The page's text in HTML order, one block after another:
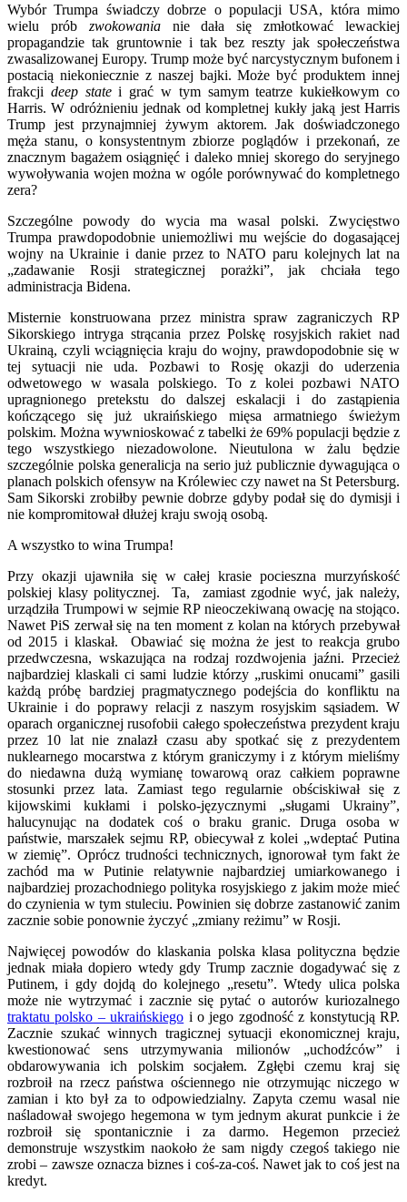
Wybór Trumpa świadczy dobrze o populacji USA, która mimo
wielu prób zwokowania nie dała się zmłotkować lewackiej
propagandzie tak gruntownie i tak bez reszty jak społeczeństwa
zwasalizowanej Europy. Trump może być narcystycznym bufonem i
postacią niekoniecznie z naszej bajki. Może być produktem innej
frakcji deep statei grać w tym samym teatrze kukiełkowym co
Harris. W odróżnieniu jednak od kompletnej kukły jaką jest Harris
Trump jest przynajmniej żywym aktorem. Jak doświadczonego
męża stanu, o konsystentnym zbiorze poglądów i przekonań, ze
znacznym bagażem osiągnięć i daleko mniej skorego do seryjnego
wywoływania wojen można w ogóle porównywać do kompletnego
zera?
Szczególne powody do wycia ma wasal polski. Zwycięstwo
Trumpa prawdopodobnie uniemożliwi mu wejście do dogasającej
wojny na Ukrainie i danie przez to NATO paru kolejnych lat na
„zadawanie Rosji strategicznej porażki”, jak chciała tego
administracja Bidena.
Misternie konstruowana przez ministra spraw zagraniczych RP
Sikorskiego intryga strącania przez Polskę rosyjskich rakiet nad
Ukrainą, czyli wciągnięcia kraju do wojny, prawdopodobnie się w
tej sytuacji nie uda. Pozbawi to Rosję okazji do uderzenia
odwetowego w wasala polskiego. To z kolei pozbawi NATO
upragnionego pretekstu do dalszej eskalacji i do zastąpienia
kończącego się już ukraińskiego mięsa armatniego świeżym
polskim. Można wywnioskować z tabelki że 69% populacji będzie z
tego wszystkiego niezadowolone. Nieutulona w żalu będzie
szczególnie polska generalicja na serio już publicznie dywagująca o
planach polskich ofensyw na Królewiec czy nawet na St Petersburg.
Sam Sikorski zrobiłby pewnie dobrze gdyby podał się do dymisji i
nie kompromitował dłużej kraju swoją osobą.
A wszystko to wina Trumpa!
Przy okazji ujawniła się w całej krasie pocieszna murzyńskość
polskiej klasy politycznej. Ta, zamiast zgodnie wyć, jak należy,
urządziła Trumpowi w sejmie RP nieoczekiwaną owację na stojąco.
Nawet PiS zerwał się na ten moment z kolan na których przebywał
od 2015 i klaskał. Obawiać się można że jest to reakcja grubo
przedwczesna, wskazująca na rodzaj rozdwojenia jaźni. Przecież
najbardziej klaskali ci sami ludzie którzy „ruskimi onucami” gasili
każdą próbę bardziej pragmatycznego podejścia do konfliktu na
Ukrainie i do poprawy relacji z naszym rosyjskim sąsiadem. W
oparach organicznej rusofobii całego społeczeństwa prezydent kraju
przez 10 lat nie znalazł czasu aby spotkać się z prezydentem
nuklearnego mocarstwa z którym graniczymy i z którym mieliśmy
do niedawna dużą wymianę towarową oraz całkiem poprawne
stosunki przez lata. Zamiast tego regularnie obściskiwał się z
kijowskimi kukłami i polsko-języcznymi „sługami Ukrainy”,
halucynując na dodatek coś o braku granic. Druga osoba w
państwie, marszałek sejmu RP, obiecywał z kolei „wdeptać Putina
w ziemię”. Oprócz trudności technicznych, ignorował tym fakt że
zachód ma w Putinie relatywnie najbardziej umiarkowanego i
najbardziej prozachodniego polityka rosyjskiego z jakim może mieć
do czynienia w tym stuleciu. Powinien się dobrze zastanowić zanim
zacznie sobie ponownie życzyć „zmiany reżimu” w Rosji.
Najwięcej powodów do klaskania polska klasa polityczna będzie
jednak miała dopiero wtedy gdy Trump zacznie dogadywać się z
Putinem, i gdy dojdą do kolejnego „resetu”. Wtedy ulica polska
może nie wytrzymać i zacznie się pytać o autorów kuriozalnego
traktatu polsko – ukraińskiego i o jego zgodność z konstytucją RP.
Zacznie szukać winnych tragicznej sytuacji ekonomicznej kraju,
kwestionować sens utrzymywania milionów „uchodźców” i
obdarowywania ich polskim socjałem. Zgłębi czemu kraj się
rozbroił na rzecz państwa ościennego nie otrzymując niczego w
zamian i kto był za to odpowiedzialny. Zapyta czemu wasal nie
naśladował swojego hegemona w tym jednym akurat punkcie i że
rozbroił się spontanicznie i za darmo. Hegemon przecież
demonstruje wszystkim naokoło że sam nigdy czegoś takiego nie
zrobi – zawsze oznacza biznes i coś-za-coś. Nawet jak to coś jest na
kredyt.